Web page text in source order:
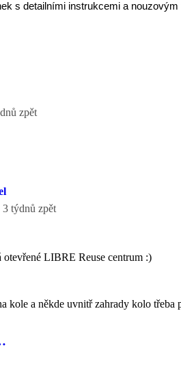
s detailními instrukcemi a
zpět
3 týdnů zpět
LIBRE Reuse centrum :)
kole a někde uvnitř zahrady kolo třeba